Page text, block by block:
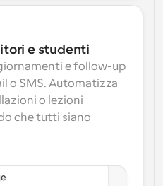
e studenti
e follow-up
o SMS. Automatizza
o lezioni
che tutti siano